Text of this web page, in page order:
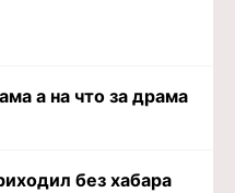
а на что за драма
без хабара